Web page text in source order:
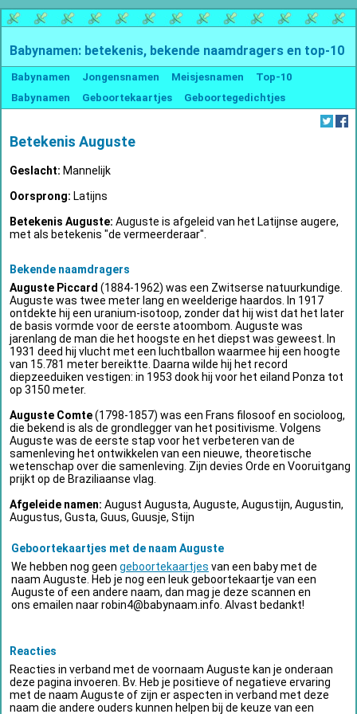
Babynamen: betekenis, bekende naamdragers en top-10
Babynamen Jongensnamen Meisjesnamen
Top-10
Babynamen
Geboortekaartjes Geboortegedichtjes
Betekenis Auguste
Geslacht: Mannelijk
Oorsprong: Latijns
Betekenis Auguste: Auguste is afgeleid van het Latijnse augere,
met als betekenis "de vermeerderaar".
Bekende naamdragers
Auguste Piccard (1884-1962) was een Zwitserse natuurkundige.
Auguste was twee meter lang en weelderige haardos. In 1917
ontdekte hij een uranium-isotoop, zonder dat hij wist dat het later
de basis vormde voor de eerste atoombom. Auguste was
jarenlang de man die het hoogste en het diepst was geweest. In
1931 deed hij vlucht met een luchtballon waarmee hij een hoogte
van 15.781 meter bereiktte. Daarna wilde hij het record
diepzeeduiken vestigen: in 1953 dook hij voor het eiland Ponza tot
op 3150 meter.
Auguste Comte(1798-1857) was een Frans filosoof en socioloog,
die bekend is als de grondlegger van het positivisme. Volgens
Auguste was de eerste stap voor het verbeteren van de
samenleving het ontwikkelen van een nieuwe, theoretische
wetenschap over die samenleving. Zijn devies Orde en Vooruitgang
prijkt op de Braziliaanse vlag.
Afgeleide namen: August Augusta, Auguste, Augustijn, Augustin,
Augustus, Gusta, Guus, Guusje, Stijn
Geboortekaartjes met de naam Auguste
We hebben nog geen geboortekaartjes van een baby met de
naam Auguste. Heb je nog een leuk geboortekaartje van een
Auguste of een andere naam, dan mag je deze scannen en
ons emailen naarrobin4@babynaam.info . Alvast bedankt!
Reacties
Reacties in verband met de voornaam Auguste kan je onderaan
deze pagina invoeren. Bv. Heb je positieve of negatieve ervaring
met de naam Auguste of zijn er aspecten in verband met deze
naam die andere ouders kunnen helpen bij de keuze van een